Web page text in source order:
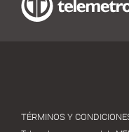
TÉRMINOS Y